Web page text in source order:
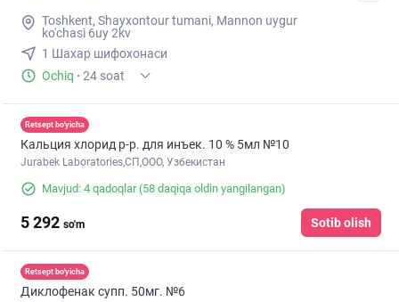
Toshkent, Shayxontour tumani, Mannon uygur
ko'chasi 6uy 2kv
1 Шахар шифохонаси
Ochiq · 24 soat
Retsept bo'yicha
Кальция хлорид р-р. для инъек. 10 % 5мл №10
Jurabek Laboratories,СП,ООО, Узбекистан
Mavjud: 4 qadoqlar(58 daqiqa oldin yangilangan)
5 292 so'm Sotib olish
Retsept bo'yicha
Диклофенак супп. 50мг. №6